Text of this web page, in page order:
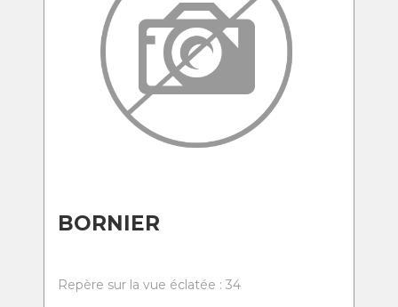
BORNIER
Repère sur la vue éclatée : 34